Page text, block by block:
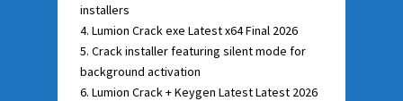
installers
Lumion Crack exe Latest x64 Final 2026
Crack installer featuring silent mode for
background activation
Lumion Crack + Keygen Latest Latest 2026